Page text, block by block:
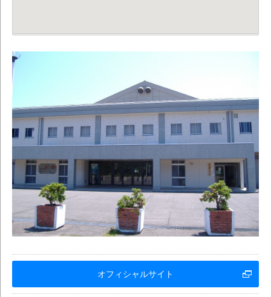
オフィシャルサイト